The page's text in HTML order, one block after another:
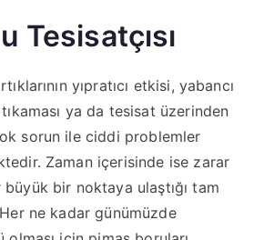
Tesisatçısı
yıpratıcı etkisi, yabancı
ya da tesisat üzerinden
sorun ile ciddi problemler
Zaman içerisinde ise zarar
bir noktaya ulaştığı tam
ne kadar günümüzde